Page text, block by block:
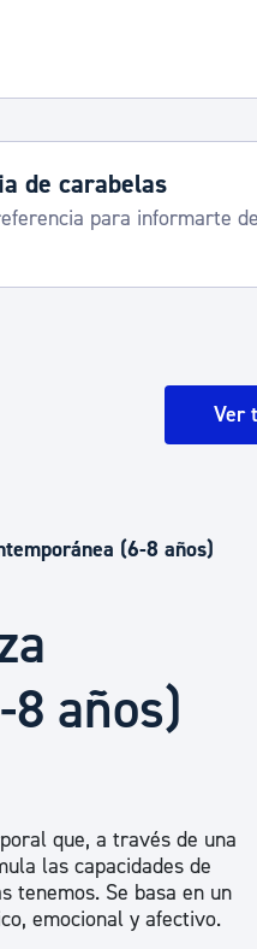
de carabelas
para informarte
Ver
(6-8 años)
años)
que, a través de una
las capacidades de
tenemos. Se basa en un
emocional y afectivo.